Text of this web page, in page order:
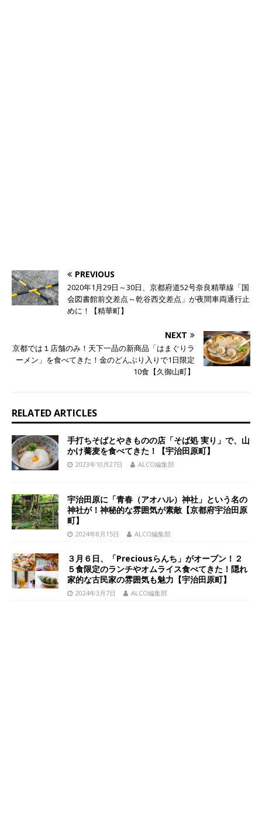
PREVIOUS
2020年1月29日～30日、京都府道52号奈良精華線「国
会図書館前交差点～乾谷西交差点」が夜間車両通行止
めに！【精華町】
NEXT
京都では１店舗のみ！天下一品の新商品「はまぐりラ
ーメン」を食べてきた！金のどんぶり入りで1日限定
10食【久御山町】
RELATED ARTICLES
手打ちそばとやきものの店「そば処 実り」で、山
かけ蕎麦を食べてきた！【宇治田原町】
2023年10月27日 ALCO編集部
宇治田原に「青春（アオハル）神社」という名の
神社が！神秘的な雰囲気が素敵【京都府宇治田原
町】
2024年8月15日 ALCO編集部
３月６日、「Preciousらんち」がオープン！２
５食限定のランチやオムライス食べてきた！隠れ
家的な古民家の雰囲気も魅力【宇治田原町】
2024年3月7日 ALCO編集部